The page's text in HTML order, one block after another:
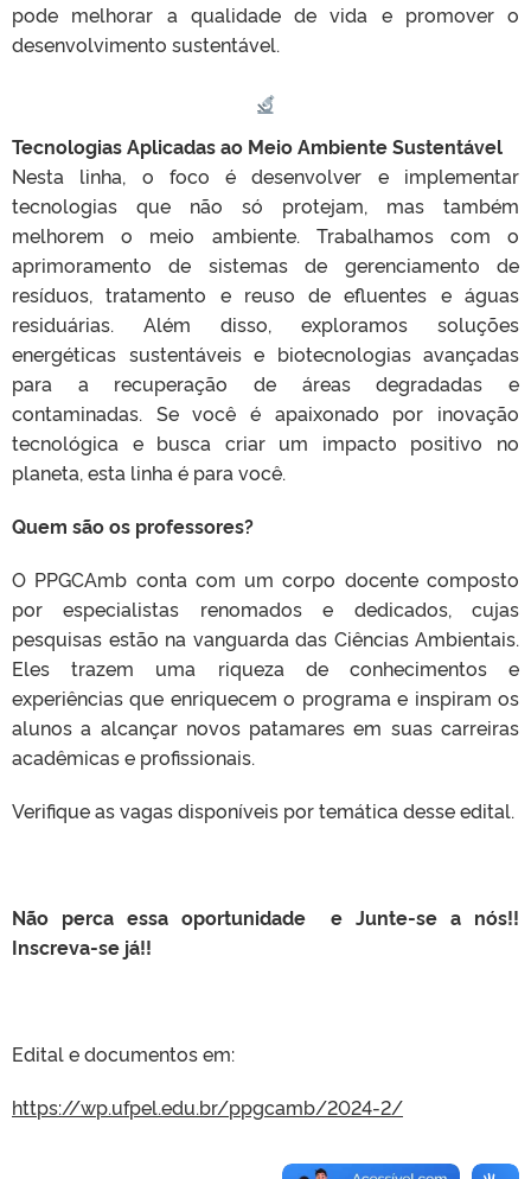
pode melhorar a qualidade de vida e promover o
desenvolvimento sustentável.
Tecnologias Aplicadas ao Meio Ambiente Sustentável
Nesta linha, o foco é desenvolver e implementar
tecnologias que não só protejam, mas também
melhorem o meio ambiente. Trabalhamos com o
aprimoramento de sistemas de gerenciamento de
resíduos, tratamento e reuso de efluentes e águas
residuárias. Além disso, exploramos soluções
energéticas sustentáveis e biotecnologias avançadas
para a recuperação de áreas degradadas e
contaminadas. Se você é apaixonado por inovação
tecnológica e busca criar um impacto positivo no
planeta, esta linha é para você.
Quem são os professores?
O PPGCAmb conta com um corpo docente composto
por especialistas renomados e dedicados, cujas
pesquisas estão na vanguarda das Ciências Ambientais.
Eles trazem uma riqueza de conhecimentos e
experiências que enriquecem o programa e inspiram os
alunos a alcançar novos patamares em suas carreiras
acadêmicas e profissionais.
Verifique as vagas disponíveis por temática desse edital.
Não perca essa oportunidade e Junte-se a nós!!
Inscreva-se já!!
Edital e documentos em:
https://wp.ufpel.edu.br/ppgcamb/2024-2/